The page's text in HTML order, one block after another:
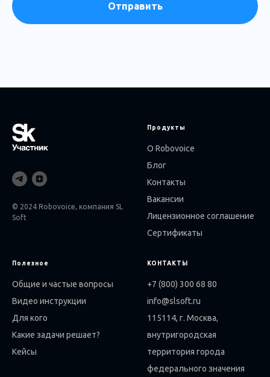
Отправить
© 2024 Robovoice, компания SL
Soft
Продукты
О Robovoice
Блог
Контакты
Вакансии
Лицензионное соглашение
Сертификаты
Полезное
Общие и частые вопросы
Видео инструкции
Для кого
Какие задачи решает?
Кейсы
КОНТАКТЫ
+7 (800) 300 68 80
info@slsoft.ru
115114, г. Москва,
внутригородская
территория города
федерального значения